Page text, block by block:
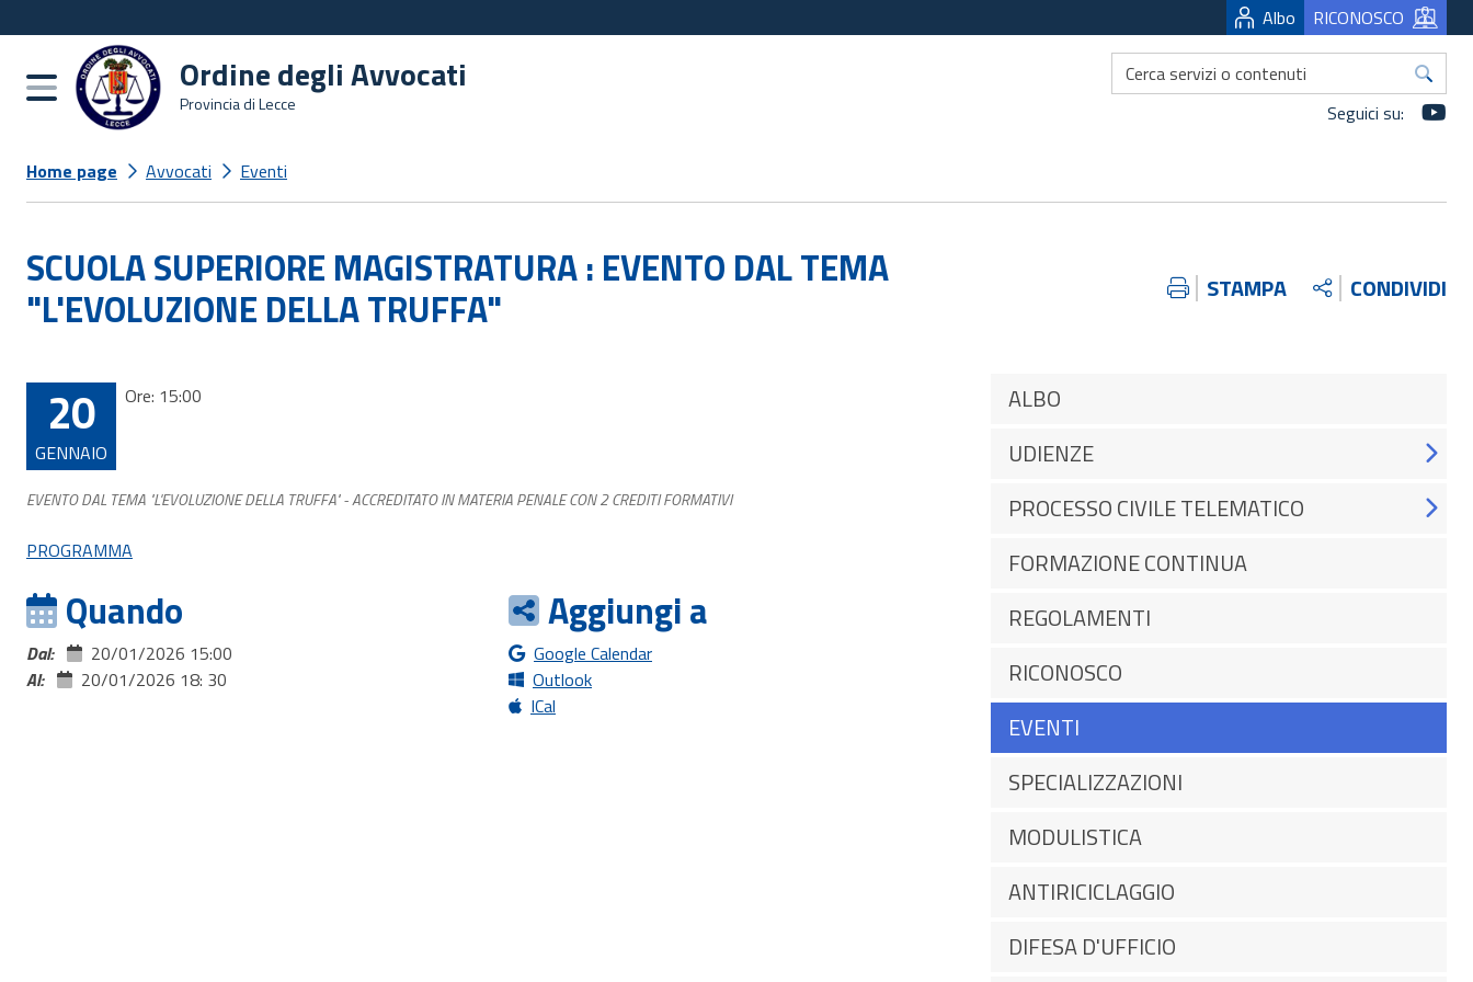
Albo RICONOSCO
Burger menu Ordine degli Avvocati
Provincia di Lecce Seguici su:
Home page Avvocati Eventi
SCUOLA SUPERIORE MAGISTRATURA : EVENTO DAL TEMA
"L'EVOLUZIONE DELLA TRUFFA" STAMPA CONDIVIDI
20
GENNAIO
Ore: 15:00
EVENTO DAL TEMA "L'EVOLUZIONE DELLA TRUFFA" - ACCREDITATO IN MATERIA PENALE CON 2 CREDITI FORMATIVI
PROGRAMMA
Quando
Dal:
20/01/2026 15:00
Al:
20/01/2026 18: 30
Aggiungi a
Google Calendar
Outlook
ICal
ALBO
UDIENZE
PROCESSO CIVILE TELEMATICO
FORMAZIONE CONTINUA
REGOLAMENTI
RICONOSCO
EVENTI
SPECIALIZZAZIONI
MODULISTICA
ANTIRICICLAGGIO
DIFESA D'UFFICIO